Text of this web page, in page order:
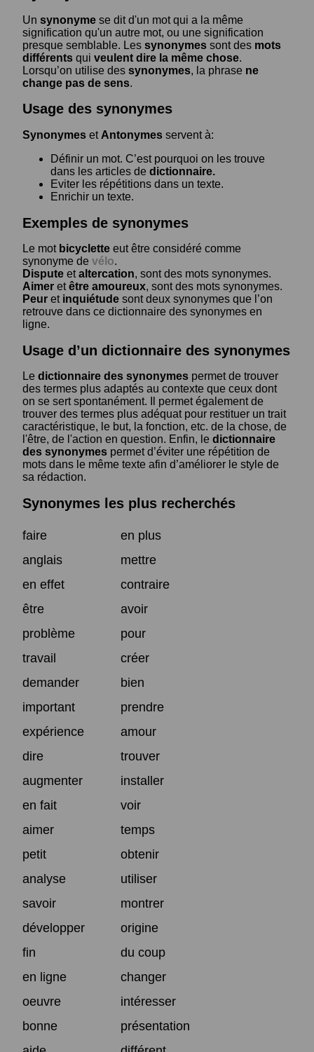
Un synonyme se dit d'un mot qui a la même
signification qu'un autre mot, ou une signification
presque semblable. Les synonymes sont des mots
différents qui veulent dire la même chose.
Lorsqu’on utilise des synonymes, la phrase ne
change pas de sens.
Usage des synonymes
Synonymes et Antonymes servent à:
Définir un mot. C’est pourquoi on les trouve
dans les articles de dictionnaire.
Eviter les répétitions dans un texte.
Enrichir un texte.
Exemples de synonymes
Le mot bicyclette eut être considéré comme
synonyme de vélo.
Dispute etaltercation, sont des mots synonymes.
Aimer etêtre amoureux, sont des mots synonymes.
Peur et inquiétude sont deux synonymes que l’on
retrouve dans ce dictionnaire des synonymes en
ligne.
Usage d’un dictionnaire des synonymes
Le dictionnaire des synonymes permet de trouver
des termes plus adaptés au contexte que ceux dont
on se sert spontanément. Il permet également de
trouver des termes plus adéquat pour restituer un trait
caractéristique, le but, la fonction, etc. de la chose, de
l'être, de l'action en question. Enfin, le dictionnaire
des synonymes permet d’éviter une répétition de
mots dans le même texte afin d’améliorer le style de
sa rédaction.
Synonymes les plus recherchés
faire
en plus
anglais
mettre
en effet
contraire
être
avoir
problème
pour
travail
créer
demander
bien
important
prendre
expérience
amour
dire
trouver
augmenter
installer
en fait
voir
aimer
temps
petit
obtenir
analyse
utiliser
savoir
montrer
développer
origine
fin
du coup
en ligne
changer
oeuvre
intéresser
bonne
présentation